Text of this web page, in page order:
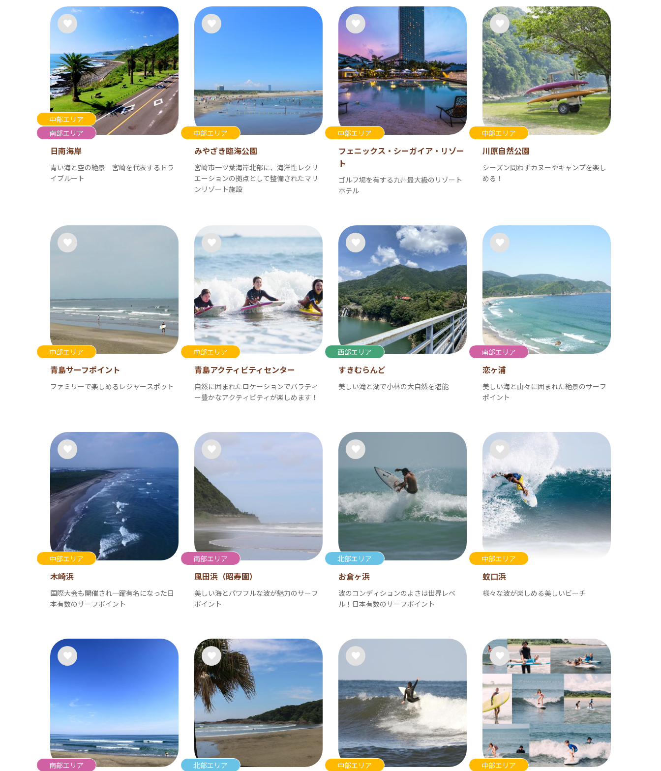
中部エリア
南部エリア
日南海岸
青い海と空の絶景 宮崎を代表するドラ
イブルート
中部エリア
みやざき臨海公園
宮崎市一ツ葉海岸北部に、海洋性レクリ
エーションの拠点として整備されたマリ
ンリゾート施設
中部エリア
フェニックス・シーガイア・リゾー
ト
ゴルフ場を有する九州最大級のリゾート
ホテル
中部エリア
川原自然公園
シーズン問わずカヌーやキャンプを楽し
める！
中部エリア
青島サーフポイント
ファミリーで楽しめるレジャースポット
中部エリア
青島アクティビティセンター
自然に囲まれたロケーションでバラティ
ー豊かなアクティビティが楽しめます！
西部エリア
すきむらんど
美しい滝と湖で小林の大自然を堪能
南部エリア
恋ヶ浦
美しい海と山々に囲まれた絶景のサーフ
ポイント
中部エリア
木崎浜
国際大会も開催され一躍有名になった日
本有数のサーフポイント
南部エリア
風田浜（昭寿園）
美しい海とパワフルな波が魅力のサーフ
ポイント
北部エリア
お倉ヶ浜
波のコンディションのよさは世界レベ
ル！日本有数のサーフポイント
中部エリア
蚊口浜
様々な波が楽しめる美しいビーチ
南部エリア 北部エリア 中部エリア 中部エリア